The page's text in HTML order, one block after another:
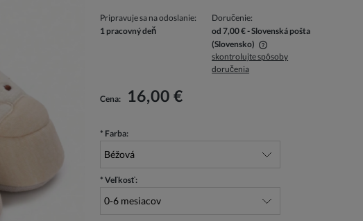
Pripravuje sa na odoslanie:
1 pracovný deň
Doručenie:
od 7,00 €- Slovenská pošta
(Slovensko)
V cene nie sú zahrnuté prípadné náklady na
skontrolujte spôsoby
doručenia
Cena: 16,00 €
* Farba:
* Veľkosť: